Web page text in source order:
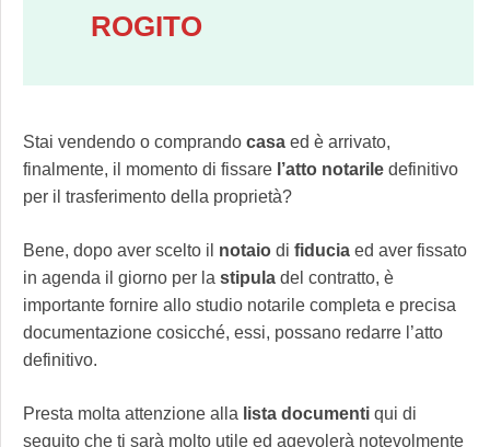
ROGITO
Stai vendendo o comprando casa ed è arrivato,
finalmente, il momento di fissare l’atto notarile definitivo
per il trasferimento della proprietà?
Bene, dopo aver scelto il notaio di fiducia ed aver fissato
in agenda il giorno per la stipula del contratto, è
importante fornire allo studio notarile completa e precisa
documentazione cosicché, essi, possano redarre l’atto
definitivo.
Presta molta attenzione alla lista documenti qui di
seguito che ti sarà molto utile ed agevolerà notevolmente